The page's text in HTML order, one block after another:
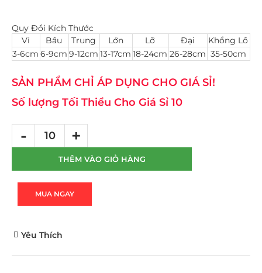
Quy Đổi Kích Thước
Vỉ
Bầu Trung Lớn Lỡ Đại
Khổng Lồ
3-6cm 6-9cm 9-12cm 13-17cm 18-24cm 26-28cm 35-50cm
SẢN PHẨM CHỈ ÁP DỤNG CHO GIÁ SỈ!
Số lượng Tối Thiểu Cho Giá Sỉ 10
THÊM VÀO GIỎ HÀNG
MUA NGAY
Yêu Thích